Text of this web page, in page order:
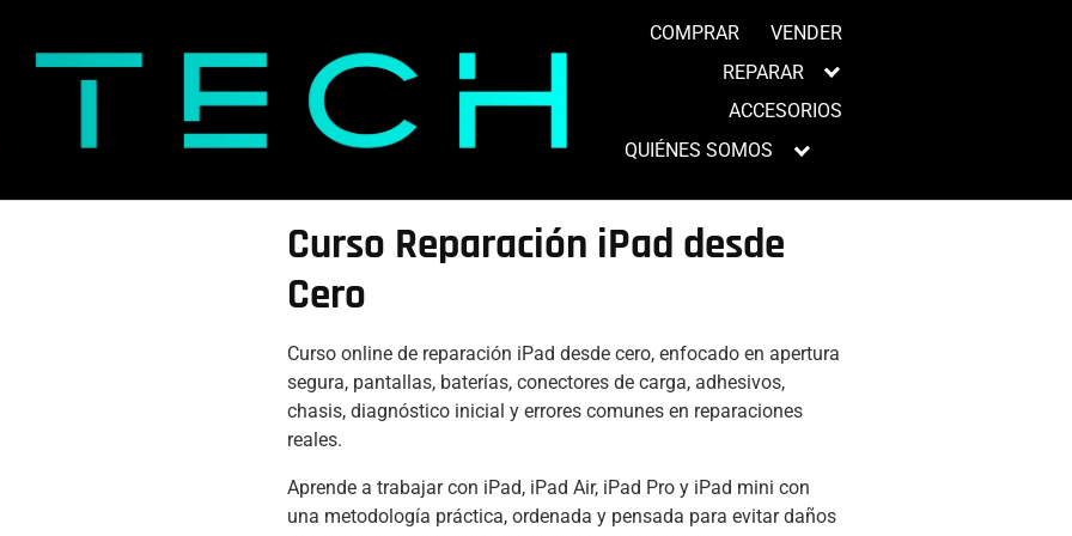
COMPRAR
VENDER
REPARAR
ACCESORIOS
QUIÉNES SOMOS
Curso Reparación iPad desde
Cero
Curso online de reparación iPad desde cero, enfocado en apertura
segura, pantallas, baterías, conectores de carga, adhesivos,
chasis, diagnóstico inicial y errores comunes en reparaciones
reales.
Aprende a trabajar con iPad, iPad Air, iPad Pro y iPad mini con
una metodología práctica, ordenada y pensada para evitar daños